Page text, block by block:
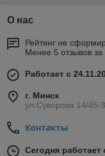
О нас
Рейтинг не
Менее 5 отзывов за
Работает с
г. Минск
ул.Суворова 14/45-
Контакты
Сегодня работает